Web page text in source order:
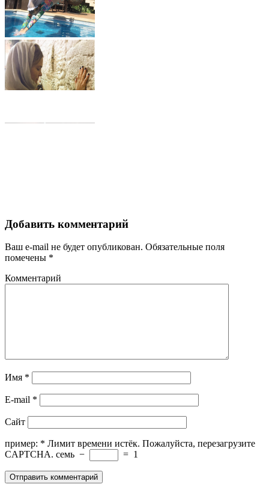
Добавить комментарий
Ваш e-mail не будет опубликован. Обязательные поля
помечены *
Комментарий
Имя *
E-mail *
Сайт
пример: * Лимит времени истёк. Пожалуйста, перезагрузите
CAPTCHA. семь − = 1